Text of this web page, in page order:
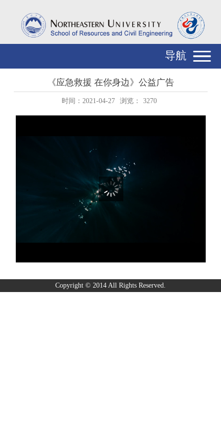
导航
《应急救援 在你身边》公益广告
时间：2021-04-27 浏览： 3270
Copyright © 2014 All Rights Reserved.